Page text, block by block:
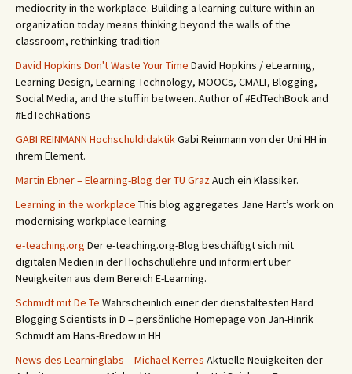
mediocrity in the workplace. Building a learning culture within an
organization today means thinking beyond the walls of the
classroom, rethinking tradition
David Hopkins Don't Waste Your Time David Hopkins / eLearning,
Learning Design, Learning Technology, MOOCs, CMALT, Blogging,
Social Media, and the stuff in between. Author of #EdTechBook and
#EdTechRations
GABI REINMANN HochschuldidaktikGabi Reinmann von der Uni HH in
ihrem Element.
Martin Ebner – Elearning-Blog der TU GrazAuch ein Klassiker.
Learning in the workplace This blog aggregates Jane Hart’s work on
modernising workplace learning
e-teaching.org Der e-teaching.org-Blog beschäftigt sich mit
digitalen Medien in der Hochschullehre und informiert über
Neuigkeiten aus dem Bereich E-Learning.
Schmidt mit De Te Wahrscheinlich einer der dienstältesten Hard
Blogging Scientists in D – persönliche Homepage von Jan-Hinrik
Schmidt am Hans-Bredow in HH
News des Learninglabs – Michael Kerres Aktuelle Neuigkeiten der